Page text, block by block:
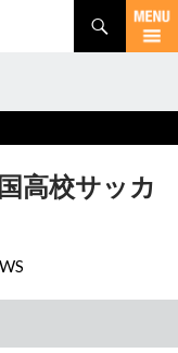
高校サッカ